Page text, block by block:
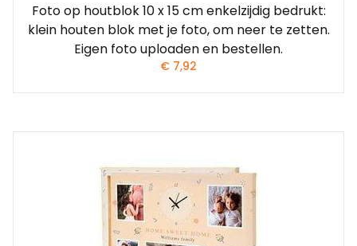
Foto op houtblok 10 x 15 cm enkelzijdig bedrukt:
klein houten blok met je foto, om neer te zetten.
Eigen foto uploaden en bestellen.
€ 7,92